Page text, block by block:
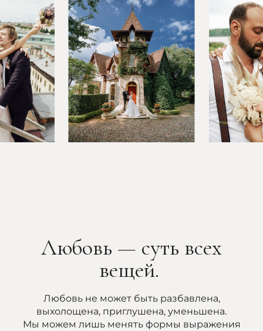
Любовь — суть всех
вещей.
Любовь не может быть разбавлена,
выхолощена, приглушена, уменьшена.
Мы можем лишь менять формы выражения